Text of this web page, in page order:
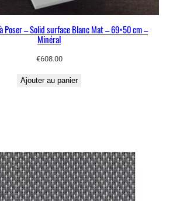
Poser – Solid surface Blanc Mat – 69×50 cm –
Minéral
€608.00
Ajouter au panier